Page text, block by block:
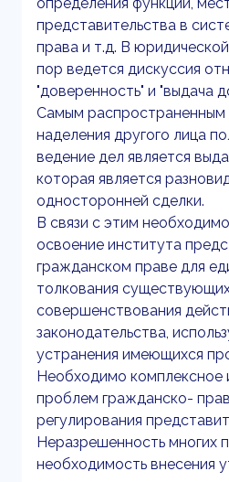
представительства в
права и т.д. В
пор ведется дискуссия
"доверенность" и "выдача
Самым
наделения другого лица
ведение дел является
которая является
односторонней сделки.
В связи с этим
освоение института
гражданском праве для
толкования
совершенствования
законодательства,
устранения имеющихся
Необходимо комплексное
проблем гражданско-
регулирования
Неразрешенность многих
необходимость внесения